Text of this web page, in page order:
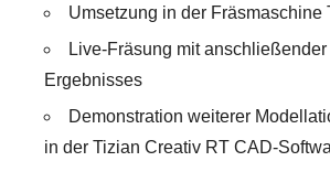
Umsetzung in der Fräsmaschine
Live-Fräsung mit
Ergebnisses
Demonstration weiterer
in der Tizian Creativ RT CAD-